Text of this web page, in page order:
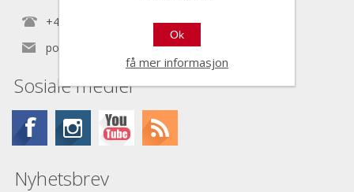
+47 22 30 40 70
post@nordictools.no
Sosiale medier
Nyhetsbrev
Ok
få mer informasjon